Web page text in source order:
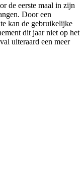
de eerste maal in zijn
Door een
kan de gebruikelijke
dit jaar niet op het
uiteraard een meer